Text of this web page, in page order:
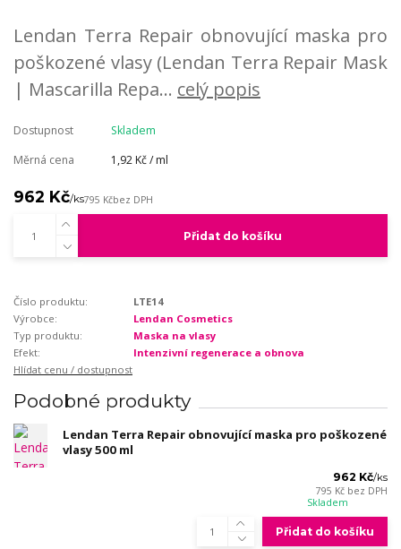
Lendan Terra Repair obnovující maska pro
poškozené vlasy (Lendan Terra Repair Mask
| Mascarilla Repa... celý popis
Dostupnost
Skladem
Měrná cena
1,92 Kč / ml
962 Kč/ks795 Kčbez DPH
Přidat do košíku
Číslo produktu:
LTE14
Výrobce:
Lendan Cosmetics
Typ produktu:
Maska na vlasy
Efekt:
Intenzivní regenerace a obnova
Hlídat cenu / dostupnost
Podobné produkty
Lendan Terra Repair obnovující maska pro poškozené
vlasy 500 ml
962 Kč/ks
795 Kč bez DPH
Skladem
Přidat do košíku